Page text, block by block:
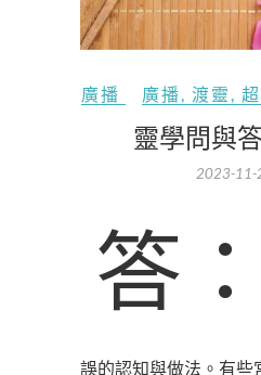
廣播 廣播 渡靈
靈學問與
2023-11-
答：用上靈山辦
誤的認知與做法。有些